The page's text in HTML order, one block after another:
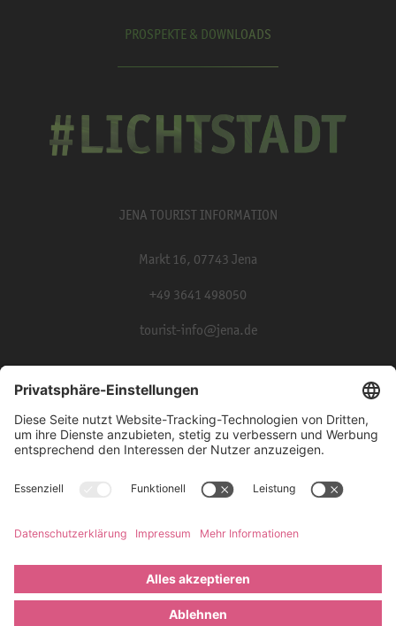
PROSPEKTE & DOWNLOADS
JENA TOURIST INFORMATION
Markt 16, 07743 Jena
+49 3641 498050
tourist-info@jena.de
Presse
Barrierefreiheit
JenaKultur 2026